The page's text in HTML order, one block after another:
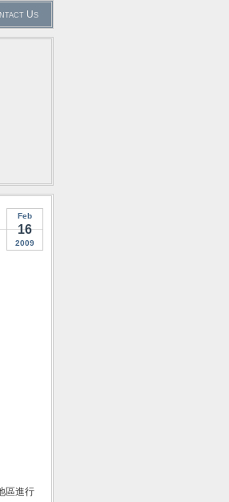
Us
Feb
16
2009
區進行